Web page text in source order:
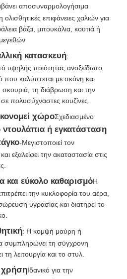
αποσυναρμολογήσιμα
ολισθητικές επιφάνειες χαλιών για
βάζα, μπουκάλια, κουτιά ή
κατασκευή:
υψηλής ποιότητας ανοξείδωτο
που καλύπτεται με σκόνη και
σκουριά, τη διάβρωση και την
πολυσύχναστες κουζίνες.
χώροΣχεδιασμένο
ή εγκατάσταση
-Μεγιστοποιεί τον
εξαλείφει την ακαταστασία στις
και εύκολο καθαρισμόΗ
την κυκλοφορία του αέρα,
υγρασίας και διατηρεί το
: Η κομψή μαύρη ή
συμπληρώνει τη σύγχρονη
τη λειτουργία και το στυλ.
χρήσηΙδανικό για την